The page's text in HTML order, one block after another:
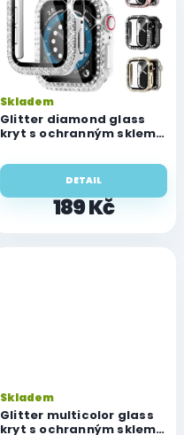
Glitter diamond glass
kryt s ochranným sklem
Skladem
189 Kč
DETAIL
Glitter multicolor glass
kryt s ochranným sklem
Skladem